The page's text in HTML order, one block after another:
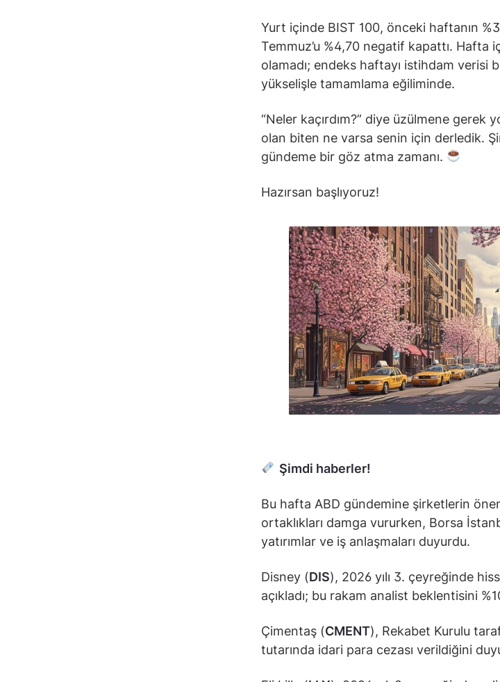
Yurt içinde BIST 100, önceki haftanın
Temmuz’u %4,70 negatif kapattı. Hafta
olamadı; endeks haftayı istihdam verisi
yükselişle tamamlama eğiliminde.
“Neler kaçırdım?” diye üzülmene
olan biten ne varsa senin için derledik.
gündeme bir göz atma zamanı.
Hazırsan başlıyoruz!
Şimdi haberler!
Bu hafta ABD gündemine şirketlerin
ortaklıkları damga vururken, Borsa
yatırımlar ve iş anlaşmaları duyurdu.
Disney (DIS), 2026 yılı 3. çeyreğinde
açıkladı; bu rakam analist beklentisini
Çimentaş (CMENT), Rekabet Kurulu
tutarında idari para cezası verildiğini